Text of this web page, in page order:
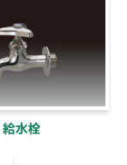
給水栓